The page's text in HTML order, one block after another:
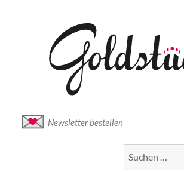
Newsletter bestellen
nach: